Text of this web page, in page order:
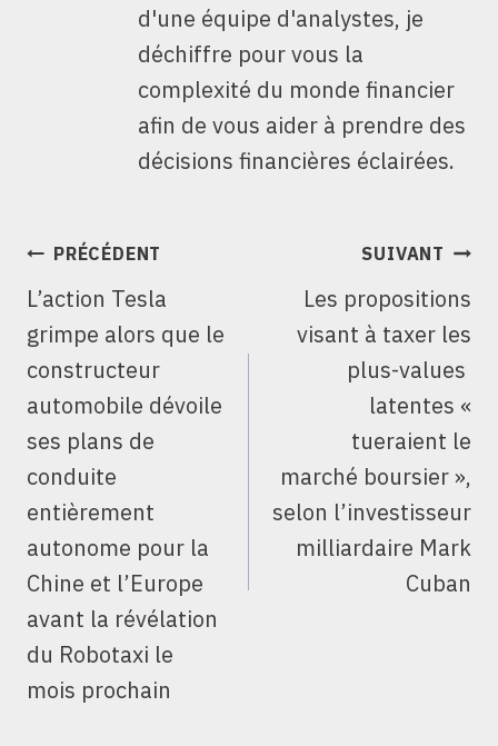
d'une équipe d'analystes, je
déchiffre pour vous la
complexité du monde financier
afin de vous aider à prendre des
décisions financières éclairées.
NAVIGATION
L’ARTICLE
PRÉCÉDENT
L’action Tesla
grimpe alors que le
constructeur
automobile dévoile
ses plans de
conduite
entièrement
autonome pour la
Chine et l’Europe
avant la révélation
du Robotaxi le
mois prochain
SUIVANT
Les propositions
visant à taxer les
plus-values ​​
latentes «
tueraient le
marché boursier »,
selon l’investisseur
milliardaire Mark
Cuban